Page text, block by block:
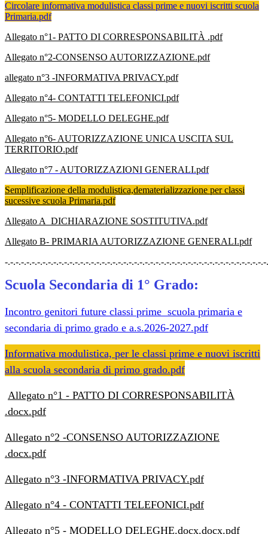
Circolare informativa modulistica classi prime e nuovi iscritti scuola
Primaria.pdf
Allegato n°1- PATTO DI CORRESPONSABILITÀ .pdf
Allegato n°2-CONSENSO AUTORIZZAZIONE.pdf
allegato n°3 -INFORMATIVA PRIVACY.pdf
Allegato n°4- CONTATTI TELEFONICI.pdf
Allegato n°5- MODELLO DELEGHE.pdf
Allegato n°6- AUTORIZZAZIONE UNICA USCITA SUL
TERRITORIO.pdf
Allegato n°7 - AUTORIZZAZIONI GENERALI.pdf
Semplificazione della modulistica,dematerializzazione per classi
sucessive scuola Primaria.pdf
Allegato A DICHIARAZIONE SOSTITUTIVA.pdf
Allegato B- PRIMARIA AUTORIZZAZIONE GENERALI.pdf
-.-.-.-.-.-.-.-.-.-.-.-.-.-.-.-.-.-.-.-.-.-.-.-.-.-.-.-.-.-.-.-.-.-.-.-.-.-.-.-.-.-.-.-.-.-.-.-
Scuola Secondaria di 1° Grado:
Incontro genitori future classi prime scuola primaria e
secondaria di primo grado e a.s.2026-2027.pdf
Informativa modulistica, per le classi prime e nuovi iscritti
alla scuola secondaria di primo grado.pdf
Allegato n°1 - PATTO DI CORRESPONSABILITÀ
.docx.pdf
Allegato n°2 -CONSENSO AUTORIZZAZIONE
.docx.pdf
Allegato n°3 -INFORMATIVA PRIVACY.pdf
Allegato n°4 - CONTATTI TELEFONICI.pdf
Allegato n°5 - MODELLO DELEGHE.docx.docx.pdf